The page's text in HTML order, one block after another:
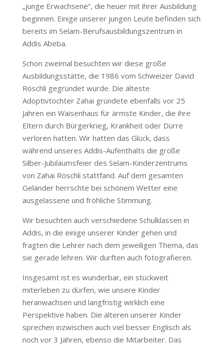
„junge Erwachsene“, die heuer mit ihrer Ausbildung
beginnen. Einige unserer jungen Leute befinden sich
bereits im Selam-Berufsausbildungszentrum in
Addis Abeba.
Schon zweimal besuchten wir diese große
Ausbildungsstätte, die 1986 vom Schweizer David
Röschli gegründet wurde. Die älteste
Adoptivtochter Zahai gründete ebenfalls vor 25
Jahren ein Waisenhaus für ärmste Kinder, die ihre
Eltern durch Bürgerkrieg, Krankheit oder Dürre
verloren hatten. Wir hatten das Glück, dass
während unseres Addis-Aufenthalts die große
Silber-Jubiläumsfeier des Selam-Kinderzentrums
von Zahai Röschli stattfand. Auf dem gesamten
Geländer herrschte bei schönem Wetter eine
ausgelassene und fröhliche Stimmung.
Wir besuchten auch verschiedene Schulklassen in
Addis, in die einige unserer Kinder gehen und
fragten die Lehrer nach dem jeweiligen Thema, das
sie gerade lehren. Wir durften auch fotografieren.
Insgesamt ist es wunderbar, ein stückweit
miterleben zu dürfen, wie unsere Kinder
heranwachsen und langfristig wirklich eine
Perspektive haben. Die älteren unserer Kinder
sprechen inzwischen auch viel besser Englisch als
noch vor 3 Jahren, ebenso die Mitarbeiter. Das